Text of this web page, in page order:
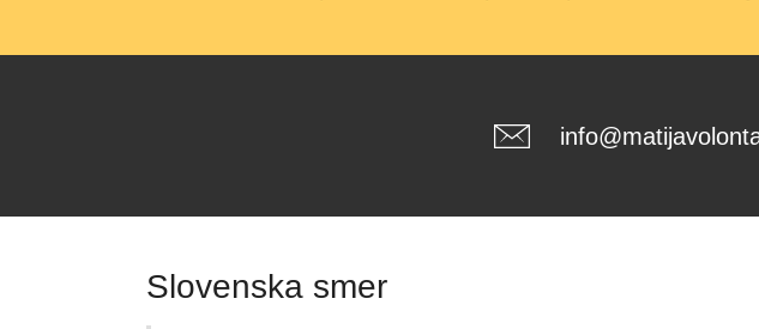
Slovenska smer